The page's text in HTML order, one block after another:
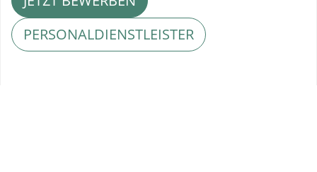
PERSONALDIENSTLEISTER